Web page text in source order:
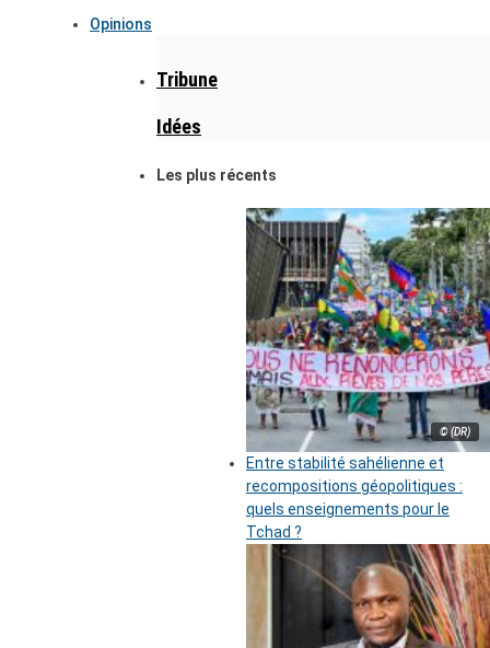
Opinions
Tribune
Idées
Les plus récents
© (DR)
Entre stabilité sahélienne et
recompositions géopolitiques :
quels enseignements pour le
Tchad ?